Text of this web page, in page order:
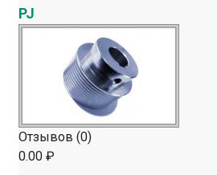
PJ
Отзывов (0)
0.00 ₽